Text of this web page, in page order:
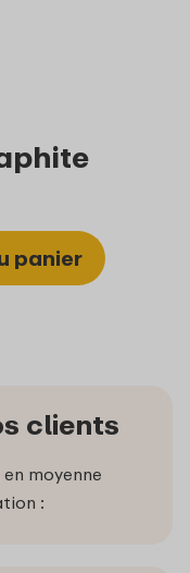
panier
clients
moyenne
: